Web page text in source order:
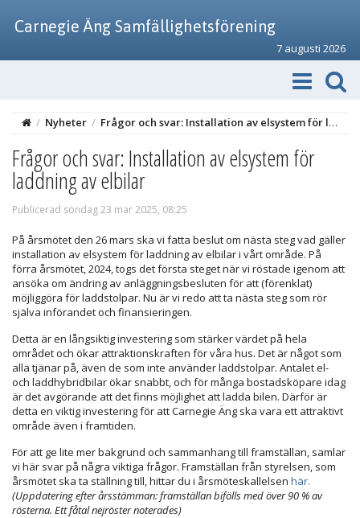
Carnegie Äng Samfällighetsförening
7 augusti 2026
/ Nyheter / Frågor och svar: Installation av elsystem för laddning av elbilar
Frågor och svar: Installation av elsystem för
laddning av elbilar
Publicerad söndag 23 mar 2025, 08:25
På årsmötet den 26 mars ska vi fatta beslut om nästa steg vad gäller
installation av elsystem för laddning av elbilar i vårt område. På
förra årsmötet, 2024, togs det första steget när vi röstade igenom att
ansöka om ändring av anläggningsbesluten för att (förenklat)
möjliggöra för laddstolpar. Nu är vi redo att ta nästa steg som rör
själva införandet och finansieringen.
Detta är en långsiktig investering som stärker värdet på hela
området och ökar attraktionskraften för våra hus. Det är något som
alla tjänar på, även de som inte använder laddstolpar. Antalet el-
och laddhybridbilar ökar snabbt, och för många bostadsköpare idag
är det avgörande att det finns möjlighet att ladda bilen. Därför är
detta en viktig investering för att Carnegie Äng ska vara ett attraktivt
område även i framtiden.
För att ge lite mer bakgrund och sammanhang till framställan, samlar
vi här svar på några viktiga frågor. Framställan från styrelsen, som
årsmötet ska ta ställning till, hittar du i årsmöteskallelsen här.
(Uppdatering efter årsstämman: framställan bifölls med över 90 % av
rösterna. Ett fåtal nejröster noterades)